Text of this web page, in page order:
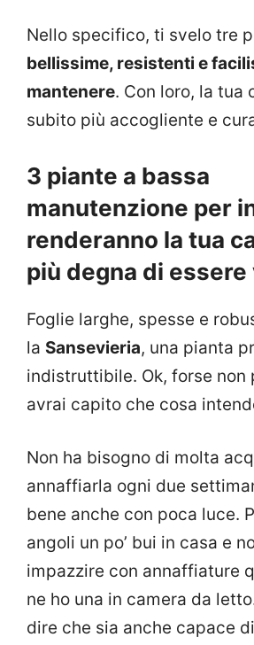
Nello specifico, ti svelo tre
bellissime, resistenti e
mantenere. Con loro, la tua
subito più accogliente e
3 piante a bassa
manutenzione per
renderanno la tua
più degna di
Foglie larghe, spesse e
la Sansevieria, una pianta
indistruttibile. Ok, forse non
avrai capito che cosa
Non ha bisogno di molta
annaffiarla ogni due
bene anche con poca luce.
angoli un po’ bui in casa e
impazzire con annaffiature
ne ho una in camera da
dire che sia anche capace